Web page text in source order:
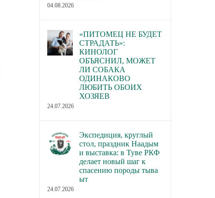
04.08.2026
«ПИТОМЕЦ НЕ БУДЕТ
СТРАДАТЬ»:
КИНОЛОГ
ОБЪЯСНИЛ, МОЖЕТ
ЛИ СОБАКА
ОДИНАКОВО
ЛЮБИТЬ ОБОИХ
ХОЗЯЕВ
24.07.2026
Экспедиция, круглый
стол, праздник Наадым
и выставка: в Туве РКФ
делает новый шаг к
спасению породы тыва
ыт
24.07.2026